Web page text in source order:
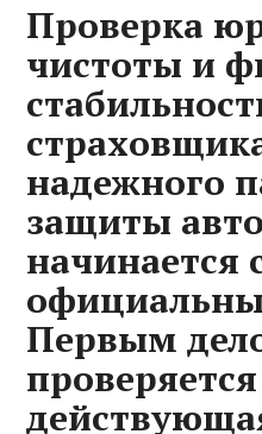
Проверка
чистоты и
надежного
защиты
начинается
Первым
проверяется